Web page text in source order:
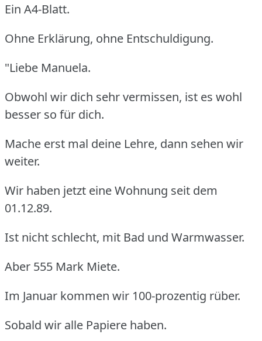
Ein A4-Blatt.
Ohne Erklärung, ohne Entschuldigung.
"Liebe Manuela.
Obwohl wir dich sehr vermissen, ist es wohl
besser so für dich.
Mache erst mal deine Lehre, dann sehen wir
weiter.
Wir haben jetzt eine Wohnung seit dem
01.12.89.
Ist nicht schlecht, mit Bad und Warmwasser.
Aber 555 Mark Miete.
Im Januar kommen wir 100-prozentig rüber.
Sobald wir alle Papiere haben.